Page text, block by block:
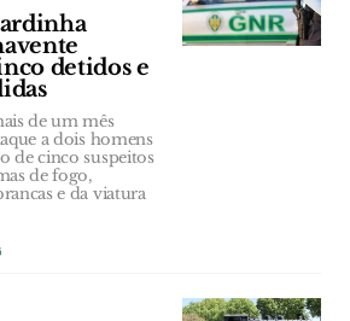
detidos e
de um mês
a dois homens
de cinco suspeitos
de fogo,
e da viatura